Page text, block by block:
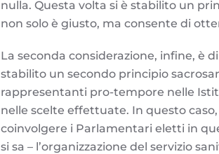
nulla. Questa volta si è stabilito un
non solo è giusto, ma consente di
La seconda considerazione, infine, è
stabilito un secondo principio
rappresentanti pro-tempore nelle
nelle scelte effettuate. In questo
coinvolgere i Parlamentari eletti in
si sa – l’organizzazione del servizio